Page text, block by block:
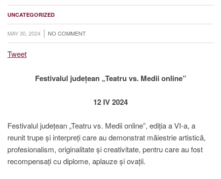
UNCATEGORIZED
MAY 30, 2024 NO COMMENT
Tweet
Festivalul județean „Teatru vs. Medii online”
12 IV 2024
Festivalul județean „Teatru vs. Medii online”, ediția a VI-a, a
reunit trupe și interpreți care au demonstrat măiestrie artistică,
profesionalism, originalitate și creativitate, pentru care au fost
recompensați cu diplome, aplauze și ovații.